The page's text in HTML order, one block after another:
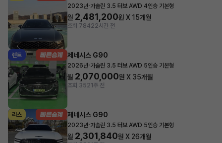
2023년·가솔린 3.5 터보 AWD 4인승 기본형
월 2,481,200원 X 15개월
조회 78422시간 전
렌트 제네시스 G90
2026년·가솔린 3.5 터보 AWD 5인승 기본형
월 2,070,000원 X 35개월
조회 3521주 전
리스 제네시스 G90
2023년·가솔린 3.5 터보 AWD 5인승 기본형
월 2,301,840원 X 26개월